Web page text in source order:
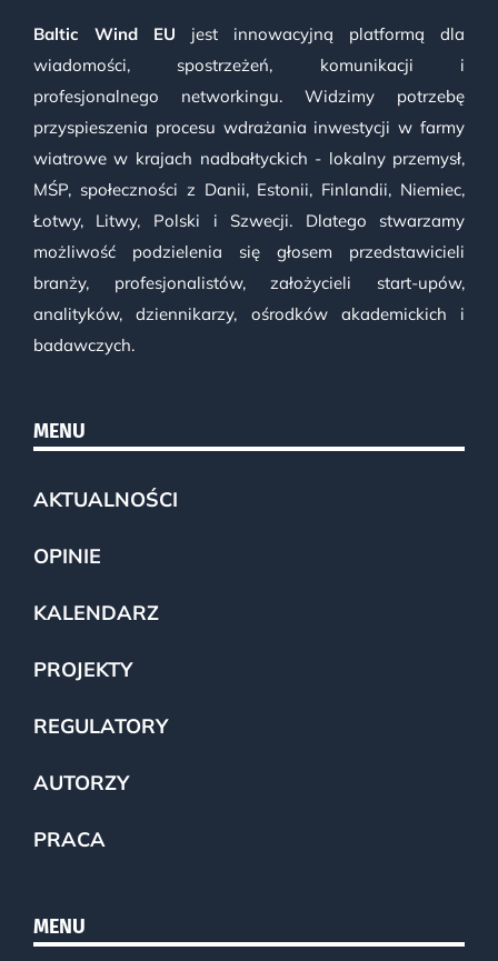
Baltic Wind EU jest innowacyjną platformą dla
wiadomości, spostrzeżeń, komunikacji i
profesjonalnego networkingu. Widzimy potrzebę
przyspieszenia procesu wdrażania inwestycji w farmy
wiatrowe w krajach nadbałtyckich - lokalny przemysł,
MŚP, społeczności z Danii, Estonii, Finlandii, Niemiec,
Łotwy, Litwy, Polski i Szwecji. Dlatego stwarzamy
możliwość podzielenia się głosem przedstawicieli
branży, profesjonalistów, założycieli start-upów,
analityków, dziennikarzy, ośrodków akademickich i
badawczych.
MENU
AKTUALNOŚCI
OPINIE
KALENDARZ
PROJEKTY
REGULATORY
AUTORZY
PRACA
MENU